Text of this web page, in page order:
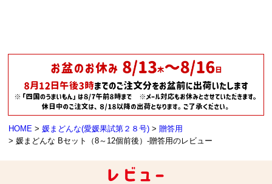
HOME 媛まどんな(愛媛果試第２８号)
贈答用
媛まどんな Bセット（8～12個前後）-贈答用のレビュー